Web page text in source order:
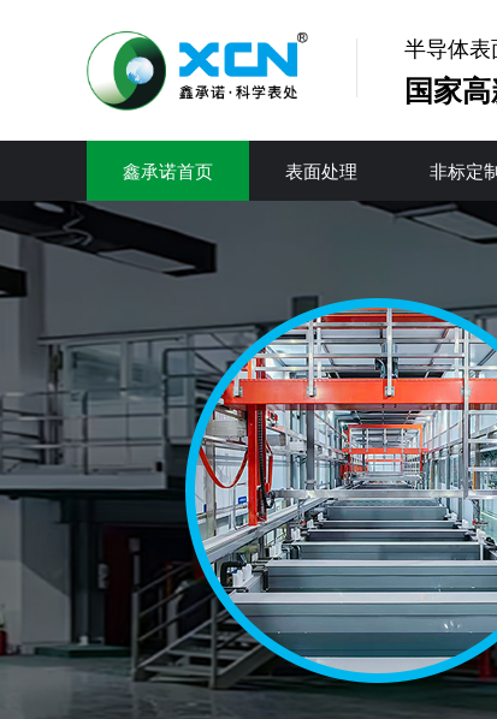
半导体表
国家
鑫承诺首页 表面处理 非标定